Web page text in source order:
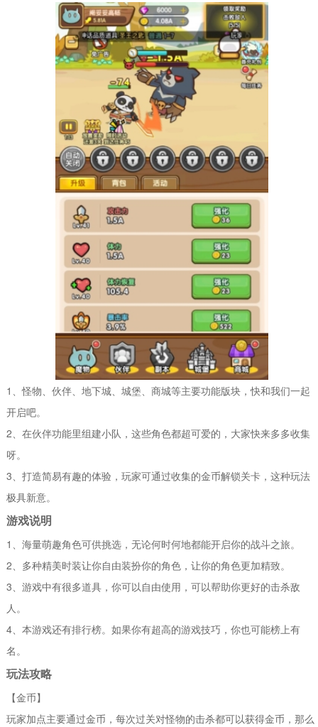
1、怪物、伙伴、地下城、城堡、商城等主要功能版块，快和我们一起
开启吧。
2、在伙伴功能里组建小队，这些角色都超可爱的，大家快来多多收集
呀。
3、打造简易有趣的体验，玩家可通过收集的金币解锁关卡，这种玩法
极具新意。
游戏说明
1、海量萌趣角色可供挑选，无论何时何地都能开启你的战斗之旅。
2、多种精美时装让你自由装扮你的角色，让你的角色更加精致。
3、游戏中有很多道具，你可以自由使用，可以帮助你更好的击杀敌
人。
4、本游戏还有排行榜。如果你有超高的游戏技巧，你也可能榜上有
名。
玩法攻略
【金币】
玩家加点主要通过金币，每次过关对怪物的击杀都可以获得金币，那么